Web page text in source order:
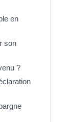
en
son
?